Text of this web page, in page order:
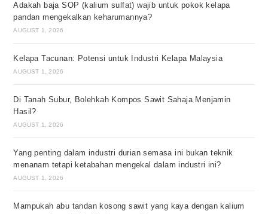
Adakah baja SOP (kalium sulfat) wajib untuk pokok kelapa
pandan mengekalkan keharumannya?
AUGUST 1, 2026
Kelapa Tacunan: Potensi untuk Industri Kelapa Malaysia
AUGUST 1, 2026
Di Tanah Subur, Bolehkah Kompos Sawit Sahaja Menjamin
Hasil?
AUGUST 1, 2026
Yang penting dalam industri durian semasa ini bukan teknik
menanam tetapi ketabahan mengekal dalam industri ini?
AUGUST 1, 2026
Mampukah abu tandan kosong sawit yang kaya dengan kalium